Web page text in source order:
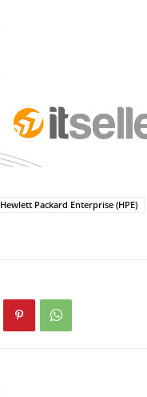
Hewlett Packard Enterprise (HPE)